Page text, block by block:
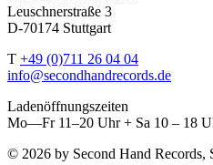
Leuschnerstraße 3
D-70174 Stuttgart
T +49 (0)711 26 04 04
info@secondhandrecords.de
Ladenöffnungszeiten
Mo—Fr 11–20 Uhr + Sa 10 – 18
© 2026 by Second Hand Records,